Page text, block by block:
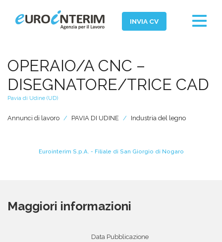
INVIA CV
Toggle
Chi Siamo
Aziende
Persone
Filiali
Lavora con noi
OPERAIO/A CNC –
DISEGNATORE/TRICE CAD
Pavia di Udine (UD)
Annunci di lavoro PAVIA DI UDINE Industria del legno
Eurointerim S.p.A. - Filiale di San Giorgio di Nogaro
Maggiori informazioni
Data Pubblicazione